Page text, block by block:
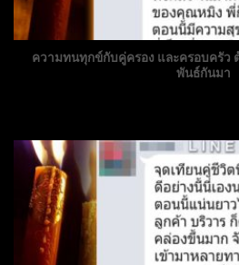
ความทนทุกข์กับคู่ครอง และครอบครัว
พันธ์กันมา